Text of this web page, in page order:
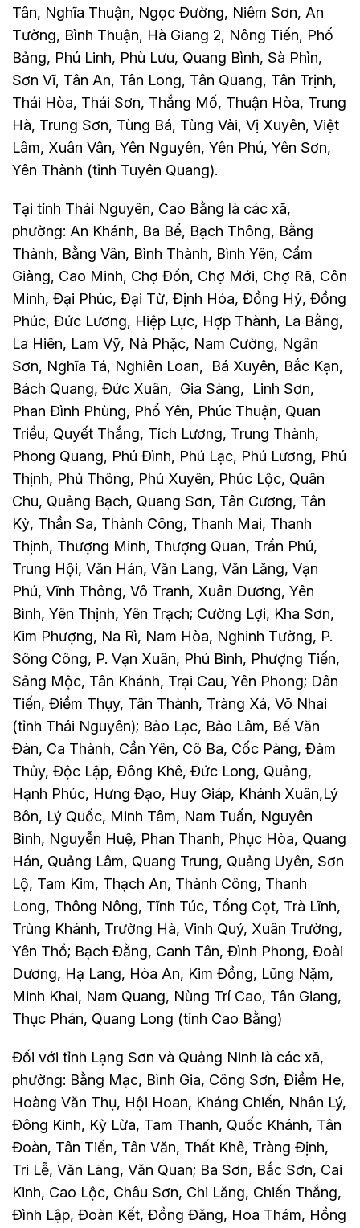
Tân, Nghĩa Thuận, Ngọc Đường, Niêm Sơn, An
Tường, Bình Thuận, Hà Giang 2, Nông Tiến, Phố
Bảng, Phú Linh, Phù Lưu, Quang Bình, Sà Phìn,
Sơn Vĩ, Tân An, Tân Long, Tân Quang, Tân Trịnh,
Thái Hòa, Thái Sơn, Thắng Mố, Thuận Hòa, Trung
Hà, Trung Sơn, Tùng Bá, Tùng Vài, Vị Xuyên, Việt
Lâm, Xuân Vân, Yên Nguyên, Yên Phú, Yên Sơn,
Yên Thành (tỉnh Tuyên Quang).
Tại tỉnh Thái Nguyên, Cao Bằng là các xã,
phường: An Khánh, Ba Bể, Bạch Thông, Bằng
Thành, Bằng Vân, Bình Thành, Bình Yên, Cẩm
Giàng, Cao Minh, Chợ Đồn, Chợ Mới, Chợ Rã, Côn
Minh, Đại Phúc, Đại Từ, Định Hóa, Đồng Hỷ, Đồng
Phúc, Đức Lương, Hiệp Lực, Hợp Thành, La Bằng,
La Hiên, Lam Vỹ, Nà Phặc, Nam Cường, Ngân
Sơn, Nghĩa Tá, Nghiên Loan, Bá Xuyên, Bắc Kạn,
Bách Quang, Đức Xuân, Gia Sàng, Linh Sơn,
Phan Đình Phùng, Phổ Yên, Phúc Thuận, Quan
Triều, Quyết Thắng, Tích Lương, Trung Thành,
Phong Quang, Phú Đình, Phú Lạc, Phú Lương, Phú
Thịnh, Phủ Thông, Phú Xuyên, Phúc Lộc, Quân
Chu, Quảng Bạch, Quang Sơn, Tân Cương, Tân
Kỳ, Thần Sa, Thành Công, Thanh Mai, Thanh
Thịnh, Thượng Minh, Thượng Quan, Trần Phú,
Trung Hội, Văn Hán, Văn Lang, Văn Lăng, Vạn
Phú, Vĩnh Thông, Vô Tranh, Xuân Dương, Yên
Bình, Yên Thịnh, Yên Trạch; Cường Lợi, Kha Sơn,
Kim Phượng, Na Rì, Nam Hòa, Nghinh Tường, P.
Sông Công, P. Vạn Xuân, Phú Bình, Phượng Tiến,
Sảng Mộc, Tân Khánh, Trại Cau, Yên Phong; Dân
Tiến, Điềm Thụy, Tân Thành, Tràng Xá, Võ Nhai
(tỉnh Thái Nguyên); Bảo Lạc, Bảo Lâm, Bế Văn
Đàn, Ca Thành, Cần Yên, Cô Ba, Cốc Pàng, Đàm
Thủy, Độc Lập, Đông Khê, Đức Long, Quảng,
Hạnh Phúc, Hưng Đạo, Huy Giáp, Khánh Xuân,Lý
Bôn, Lý Quốc, Minh Tâm, Nam Tuấn, Nguyên
Bình, Nguyễn Huệ, Phan Thanh, Phục Hòa, Quang
Hán, Quảng Lâm, Quang Trung, Quảng Uyên, Sơn
Lộ, Tam Kim, Thạch An, Thành Công, Thanh
Long, Thông Nông, Tĩnh Túc, Tổng Cọt, Trà Lĩnh,
Trùng Khánh, Trường Hà, Vinh Quý, Xuân Trường,
Yên Thổ; Bạch Đằng, Canh Tân, Đình Phong, Đoài
Dương, Hạ Lang, Hòa An, Kim Đồng, Lũng Nặm,
Minh Khai, Nam Quang, Nùng Trí Cao, Tân Giang,
Thục Phán, Quang Long (tỉnh Cao Bằng)
Đối với tỉnh Lạng Sơn và Quảng Ninh là các xã,
phường: Bằng Mạc, Bình Gia, Công Sơn, Điềm He,
Hoàng Văn Thụ, Hội Hoan, Kháng Chiến, Nhân Lý,
Đông Kinh, Kỳ Lừa, Tam Thanh, Quốc Khánh, Tân
Đoàn, Tân Tiến, Tân Văn, Thất Khê, Tràng Định,
Tri Lễ, Văn Lãng, Văn Quan; Ba Sơn, Bắc Sơn, Cai
Kinh, Cao Lộc, Châu Sơn, Chi Lăng, Chiến Thắng,
Đình Lập, Đoàn Kết, Đồng Đăng, Hoa Thám, Hồng